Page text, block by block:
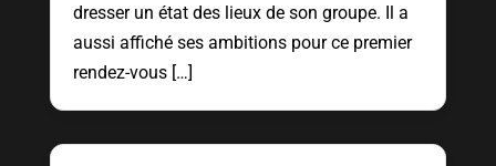
dresser un état des lieux de son groupe. Il a
aussi affiché ses ambitions pour ce premier
rendez-vous […]